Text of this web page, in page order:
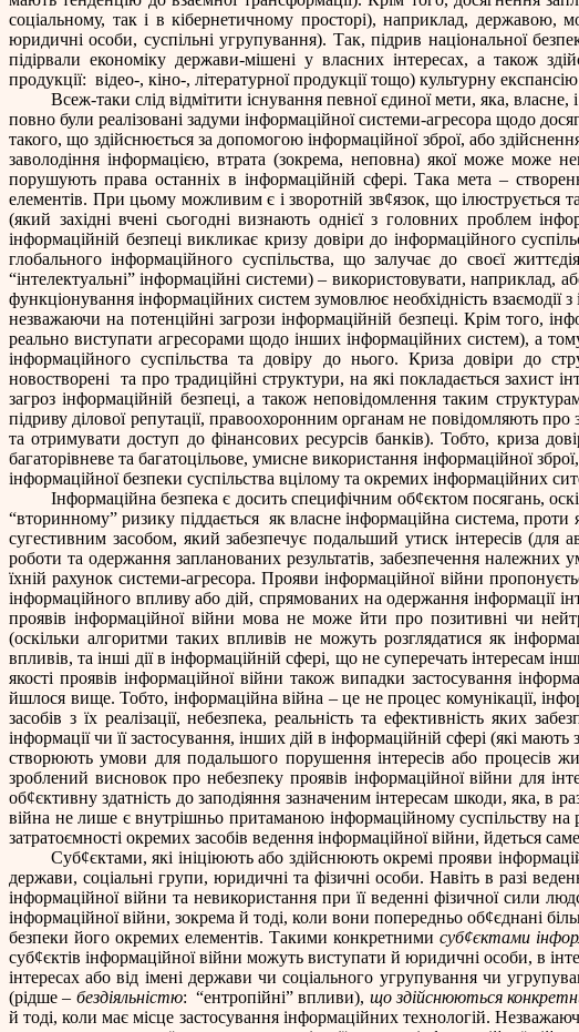
соціальному, так і в кібернетичному просторі), наприклад, державою,
юридичні особи, суспільні угрупування). Так, підрив національної
підірвали економіку держави-мішені у власних інтересах, а також
продукції: відео-, кіно-, літературної продукції тощо) культурну
Всеж-таки слід відмітити існування певної єдиної мети, яка,
повно були реалізовані задуми інформаційної системи-агресора щодо
такого, що здійснюється за допомогою інформаційної зброї, або
заволодіння інформацією, втрата (зокрема, неповна) якої може може
порушують права останніх в інформаційній сфері. Така мета –
елементів. При цьому можливим є і зворотній зв¢язок, що ілюструється
(який західні вчені сьогодні визнають однієї з головних проблем
інформаційній безпеці викликає кризу довіри до інформаційного
глобального інформаційного суспільства, що залучає до своєї
“інтелектуальні” інформаційні системи) – використовувати, наприклад,
функціонування інформаційних систем зумовлює необхідність
незважаючи на потенційні загрози інформаційній безпеці. Крім того,
реально виступати агресорами щодо інших інформаційних систем), а
інформаційного суспільства та довіру до нього. Криза довіри до
новостворені
та про традиційні структури, на які покладається
загроз інформаційній безпеці, а також неповідомлення таким
підриву ділової репутації, правоохоронним органам не повідомляють
та отримувати доступ до фінансових ресурсів банків). Тобто, криза
багаторівневе та багатоцільове, умисне використання інформаційної
інформаційної безпеки суспільства вцілому та окремих інформаційних
Інформаційна безпека є досить специфічним об¢єктом посягань,
“вторинному” ризику піддається як власне інформаційна система, проти
сугестивним засобом, який забезпечує подальший утиск інтересів (для
роботи та одержання запланованих результатів, забезпечення належних
їхній рахунок системи-агресора. Прояви інформаційної війни
інформаційного впливу або дій, спрямованих на одержання інформації
проявів інформаційної війни мова не може йти про позитивні чи
(оскільки алгоритми таких впливів не можуть розглядатися як
впливів, та інші дії в інформаційній сфері, що не суперечать інтересам
якості проявів інформаційної війни також випадки застосування
йшлося вище. Тобто, інформаційна війна – це не процес комунікації,
засобів з їх реалізації, небезпека, реальність та ефективність яких
інформації чи її застосування, інших дій в інформаційній сфері (які
створюють умови для подальшого порушення інтересів або процесів
зроблений висновок про небезпеку проявів інформаційної війни для
об¢єктивну здатність до заподіяння зазначеним інтересам шкоди, яка, в
війна не лише є внутрішньо притаманою інформаційному суспільству на
затратоємності окремих засобів ведення інформаційної війни, йдеться
Суб¢єктами, які ініціюють або здійснюють окремі прояви
держави, соціальні групи, юридичні та фізичні особи. Навіть в разі
інформаційної війни та невикористання при її веденні фізичної сили
інформаційної війни, зокрема й тоді, коли вони попередньо об¢єднані
безпеки його окремих елементів. Такими конкретнимисуб¢єктами
суб¢єктів інформаційної війни можуть виступати й юридичні особи, в
інтересах або від імені держави чи соціального угрупування чи
(рідше – бездіяльністю: “ентропійні” впливи), що здійснюються
й тоді, коли має місце застосування інформаційних технологій.